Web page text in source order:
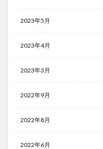
2023年5月
2023年4月
2023年3月
2022年9月
2022年8月
2022年6月